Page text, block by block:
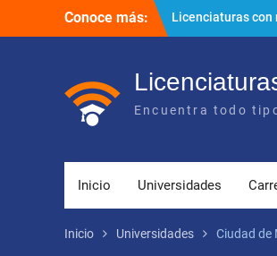
Conoce más:
Licenciaturas con
Importancia del
digitales?
Encuentra todo
Inicio Universidades
Inicio Universidades Ciudad de